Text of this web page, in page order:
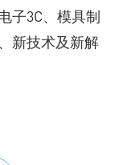
子3C、模具制
新技术及新解